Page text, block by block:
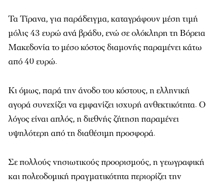
Τα Τίρανα, για παράδειγμα, καταγράφουν μέση τιμή
μόλις 43 ευρώ ανά βράδυ, ενώ σε ολόκληρη τη Βόρεια
Μακεδονία το μέσο κόστος διαμονής παραμένει κάτω
από 40 ευρώ.
Κι όμως, παρά την άνοδο του κόστους, η ελληνική
αγορά συνεχίζει να εμφανίζει ισχυρή ανθεκτικότητα. Ο
λόγος είναι απλός, η διεθνής ζήτηση παραμένει
υψηλότερη από τη διαθέσιμη προσφορά.
Σε πολλούς νησιωτικούς προορισμούς, η γεωγραφική
και πολεοδομική πραγματικότητα περιορίζει την